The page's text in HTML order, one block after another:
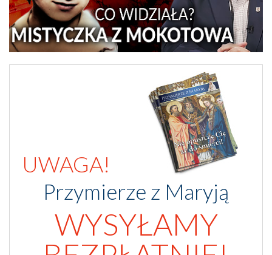
UWAGA!
Przymierze z Maryją
WYSYŁAMY